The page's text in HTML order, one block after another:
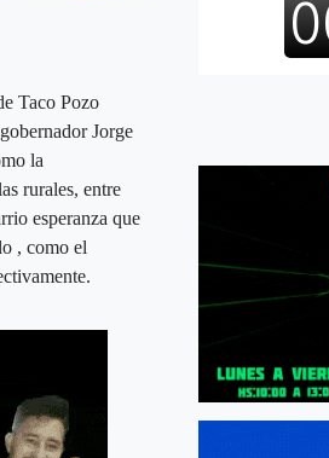
Taco Pozo
Jorge
la
rurales, entre
esperanza que
, como el